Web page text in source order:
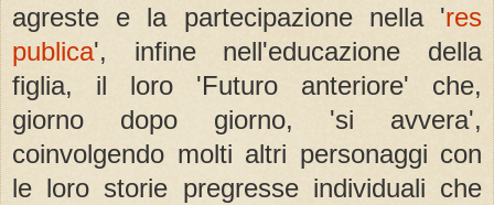
agreste e la partecipazione nella 'res
publica', infine nell'educazione della
figlia, il loro 'Futuro anteriore' che,
giorno dopo giorno, 'si avvera',
coinvolgendo molti altri personaggi con
le loro storie pregresse individuali che